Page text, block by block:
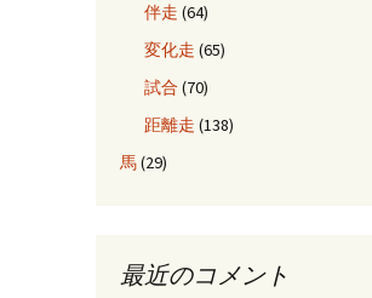
伴走 (64)
変化走 (65)
試合 (70)
距離走 (138)
馬(29)
最近のコメント